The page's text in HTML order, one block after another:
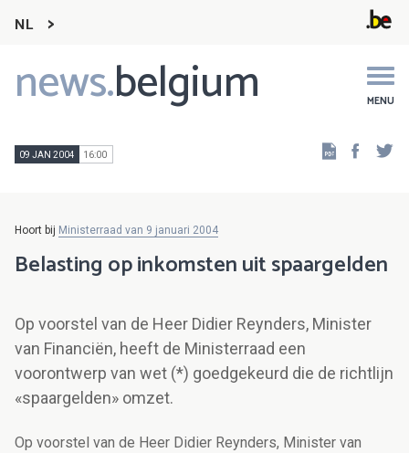
NL
news.belgium MENU
Main
navigation
09 JAN 2004 16:00
Hoort bij Ministerraad van 9 januari 2004
Belasting op inkomsten uit spaargelden
Op voorstel van de Heer Didier Reynders, Minister
van Financiën, heeft de Ministerraad een
voorontwerp van wet (*) goedgekeurd die de richtlijn
«spaargelden» omzet.
Op voorstel van de Heer Didier Reynders, Minister van